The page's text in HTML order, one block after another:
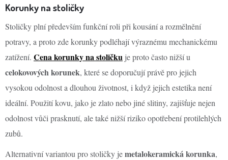
Korunky na stoličky
Stoličky plní především funkční roli při kousání a rozmělnění
potravy, a proto zde korunky podléhají výraznému mechanickému
zatížení. Cena korunky na stoličku je proto často nižší u
celokovových korunek, které se doporučují právě pro jejich
vysokou odolnost a dlouhou životnost, i když jejich estetika není
ideální. Použití kovu, jako je zlato nebo jiné slitiny, zajišťuje nejen
odolnost vůči prasknutí, ale také nižší riziko opotřebení protilehlých
zubů.
Alternativní variantou pro stoličky jemetalokeramická korunka,